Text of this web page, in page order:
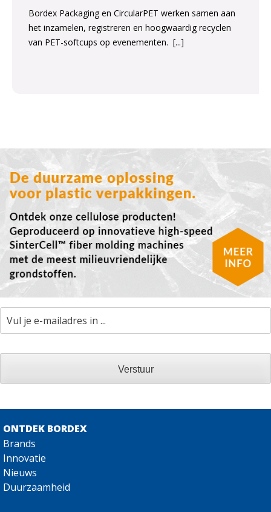
Bordex Packaging en CircularPET werken samen aan
het inzamelen, registreren en hoogwaardig recyclen
van PET-softcups op evenementen. [...]
Vul
je
e-
ONTDEK BORDEX
Brands
Innovatie
Nieuws
Duurzaamheid